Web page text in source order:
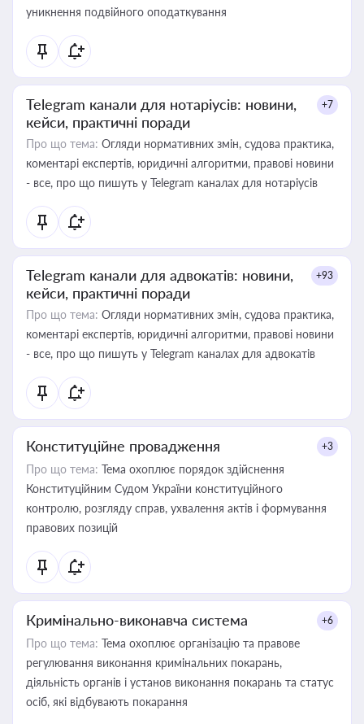
уникнення подвійного оподаткування
Telegram канали для нотаріусів: новини,
кейси, практичні поради
+7
Про що тема: Огляди нормативних змін, судова практика,
коментарі експертів, юридичні алгоритми, правові новини
- все, про що пишуть у Telegram каналах для нотаріусів
Telegram канали для адвокатів: новини,
кейси, практичні поради
+93
Про що тема: Огляди нормативних змін, судова практика,
коментарі експертів, юридичні алгоритми, правові новини
- все, про що пишуть у Telegram каналах для адвокатів
Конституційне провадження +3
Про що тема: Тема охоплює порядок здійснення
Конституційним Судом України конституційного
контролю, розгляду справ, ухвалення актів і формування
правових позицій
Кримінально-виконавча система +6
Про що тема: Тема охоплює організацію та правове
регулювання виконання кримінальних покарань,
діяльність органів і установ виконання покарань та статус
осіб, які відбувають покарання